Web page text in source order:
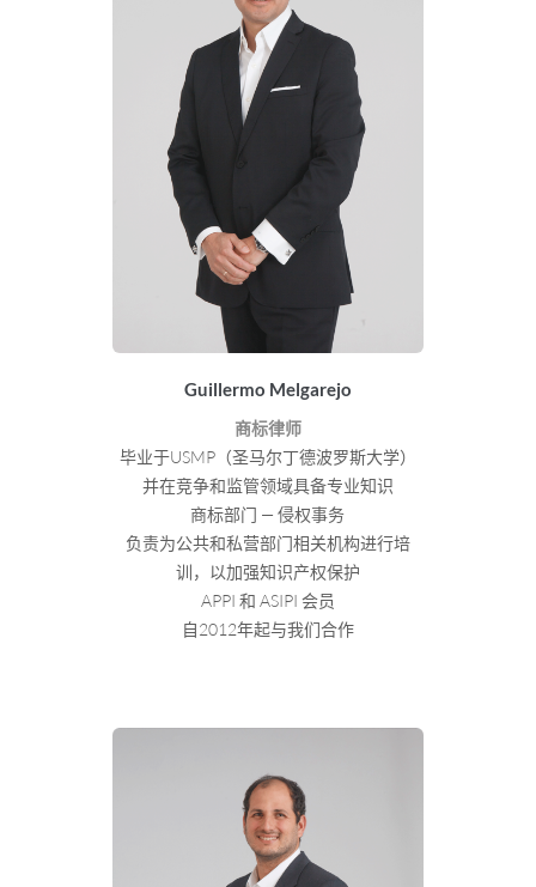
Guillermo Melgarejo
商标律师
毕业于USMP（圣马尔丁德波罗斯大学）
并在竞争和监管领域具备专业知识
商标部门 — 侵权事务
负责为公共和私营部门相关机构进行培
训，以加强知识产权保护
APPI 和 ASIPI 会员
自2012年起与我们合作